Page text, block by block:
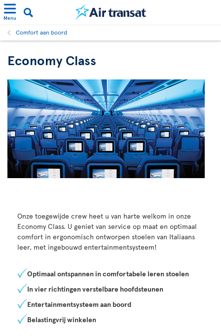
Menu
Comfort aan boord
Economy Class
Onze toegewijde crew heet u van harte welkom in onze
Economy Class. U geniet van service op maat en optimaal
comfort in ergonomisch ontworpen stoelen van Italiaans
leer, met ingebouwd entertainmentsysteem!
Optimaal ontspannen in comfortabele leren stoelen
In vier richtingen verstelbare hoofdsteunen
Entertainmentsysteem aan boord
Belastingvrij winkelen